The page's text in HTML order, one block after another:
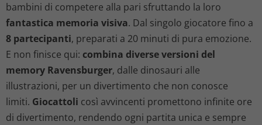
bambini di competere alla pari sfruttando la loro
fantastica memoria visiva. Dal singolo giocatore fino a
8 partecipanti, preparati a 20 minuti di pura emozione.
E non finisce qui: combina diverse versioni del
memory Ravensburger, dalle dinosauri alle
illustrazioni, per un divertimento che non conosce
limiti. Giocattoli così avvincenti promettono infinite ore
di divertimento, rendendo ogni partita unica e sempre